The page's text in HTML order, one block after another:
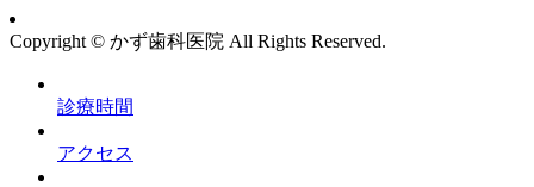
Copyright © かず歯科医院 All Rights Reserved.
診療時間
アクセス